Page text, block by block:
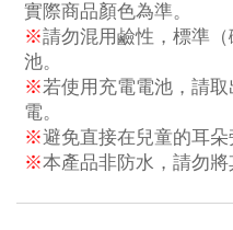
實際商品顏色為準。
※請勿混用鹼性，標準（
池。
※若使用充電電池，請
電。
※避免直接在兒童的耳朵
※本產品非防水，請勿將